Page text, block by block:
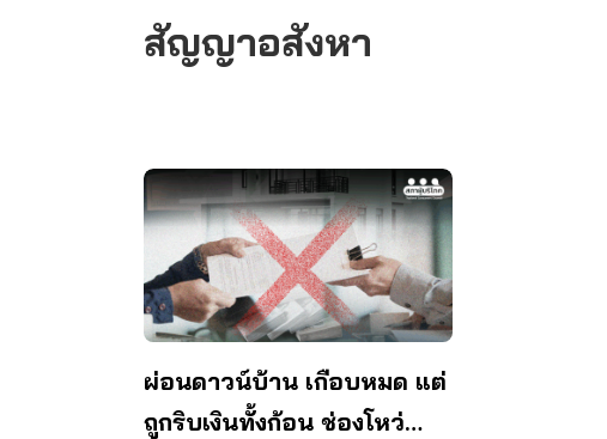
สัญญาอสังหา
ผ่อนดาวน์บ้าน เกือบหมด แต่
ถูกริบเงินทั้งก้อน ช่องโหว่